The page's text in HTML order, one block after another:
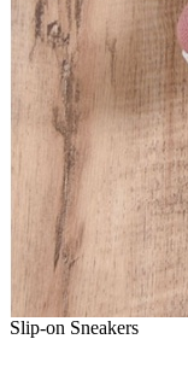
Slip-on Sneakers